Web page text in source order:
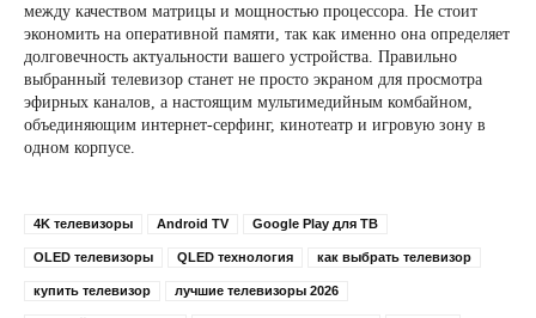
между качеством матрицы и мощностью процессора. Не стоит
экономить на оперативной памяти, так как именно она определяет
долговечность актуальности вашего устройства. Правильно
выбранный телевизор станет не просто экраном для просмотра
эфирных каналов, а настоящим мультимедийным комбайном,
объединяющим интернет-серфинг, кинотеатр и игровую зону в
одном корпусе.
4K телевизоры Android TV Google Play для ТВ
OLED телевизоры QLED технология как выбрать телевизор
купить телевизор лучшие телевизоры 2026